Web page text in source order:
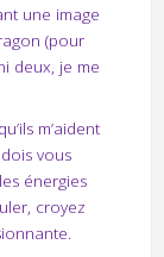
une image
(pour
deux, je me
m’aident
vous
énergies
croyez